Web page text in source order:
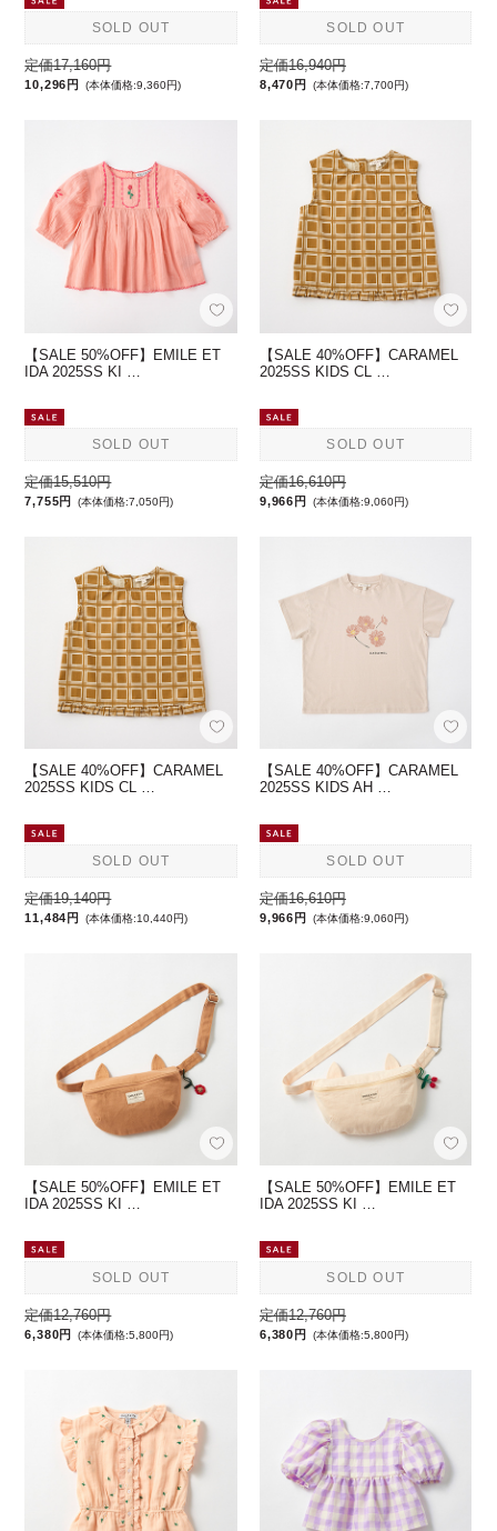
SOLD OUT
定価17,160円
10,296円 (本体価格:9,360円)
SOLD OUT
定価16,940円
8,470円 (本体価格:7,700円)
【SALE 50%OFF】EMILE ET
IDA 2025SS KI …
SOLD OUT
定価15,510円
7,755円 (本体価格:7,050円)
【SALE 40%OFF】CARAMEL
2025SS KIDS CL …
SOLD OUT
定価16,610円
9,966円 (本体価格:9,060円)
【SALE 40%OFF】CARAMEL
2025SS KIDS CL …
SOLD OUT
定価19,140円
11,484円 (本体価格:10,440円)
【SALE 40%OFF】CARAMEL
2025SS KIDS AH …
SOLD OUT
定価16,610円
9,966円 (本体価格:9,060円)
【SALE 50%OFF】EMILE ET
IDA 2025SS KI …
SOLD OUT
定価12,760円
6,380円 (本体価格:5,800円)
【SALE 50%OFF】EMILE ET
IDA 2025SS KI …
SOLD OUT
定価12,760円
6,380円 (本体価格:5,800円)